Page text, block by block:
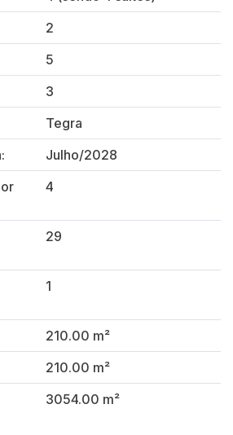
2
5
3
Tegra
Julho/2028
4
29
1
210.00 m²
210.00 m²
3054.00 m²